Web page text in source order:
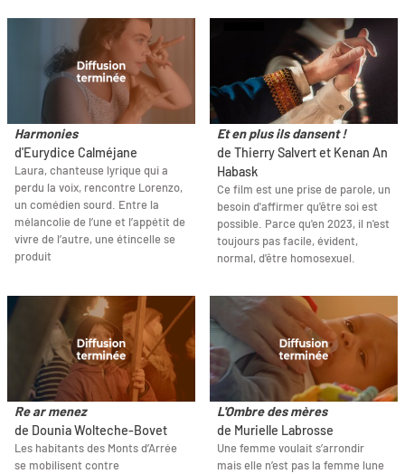
Harmonies
d'Eurydice Calméjane
Laura, chanteuse lyrique qui a
perdu la voix, rencontre Lorenzo,
un comédien sourd. Entre la
mélancolie de l’une et l’appétit de
vivre de l’autre, une étincelle se
produit
Et en plus ils dansent !
de Thierry Salvert et Kenan An
Habask
Ce film est une prise de parole, un
besoin d'affirmer qu'être soi est
possible. Parce qu'en 2023, il n'est
toujours pas facile, évident,
normal, d'être homosexuel.
Re ar menez
de Dounia Wolteche-Bovet
Les habitants des Monts d’Arrée
se mobilisent contre
L'Ombre des mères
de Murielle Labrosse
Une femme voulait s’arrondir
mais elle n’est pas la femme lune